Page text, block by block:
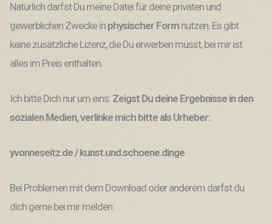
Natürlich darfst Du meine Datei für deine privaten und
gewerblichen Zweckein physischer Form nutzen. Es gibt
keinezusätzliche Lizenz, die Du erwerben musst,bei mir ist
alles im Preis enthalten.
Ich bitte Dich nur um eins: Zeigst Du deine Ergebnisse in den
sozialen Medien, verlinke mich bitte als Urheber:
yvonneseitz.de / kunst.und.schoene.dinge
Bei Problemen mit dem Download oder anderem darfst du
dich gerne bei mir melden: